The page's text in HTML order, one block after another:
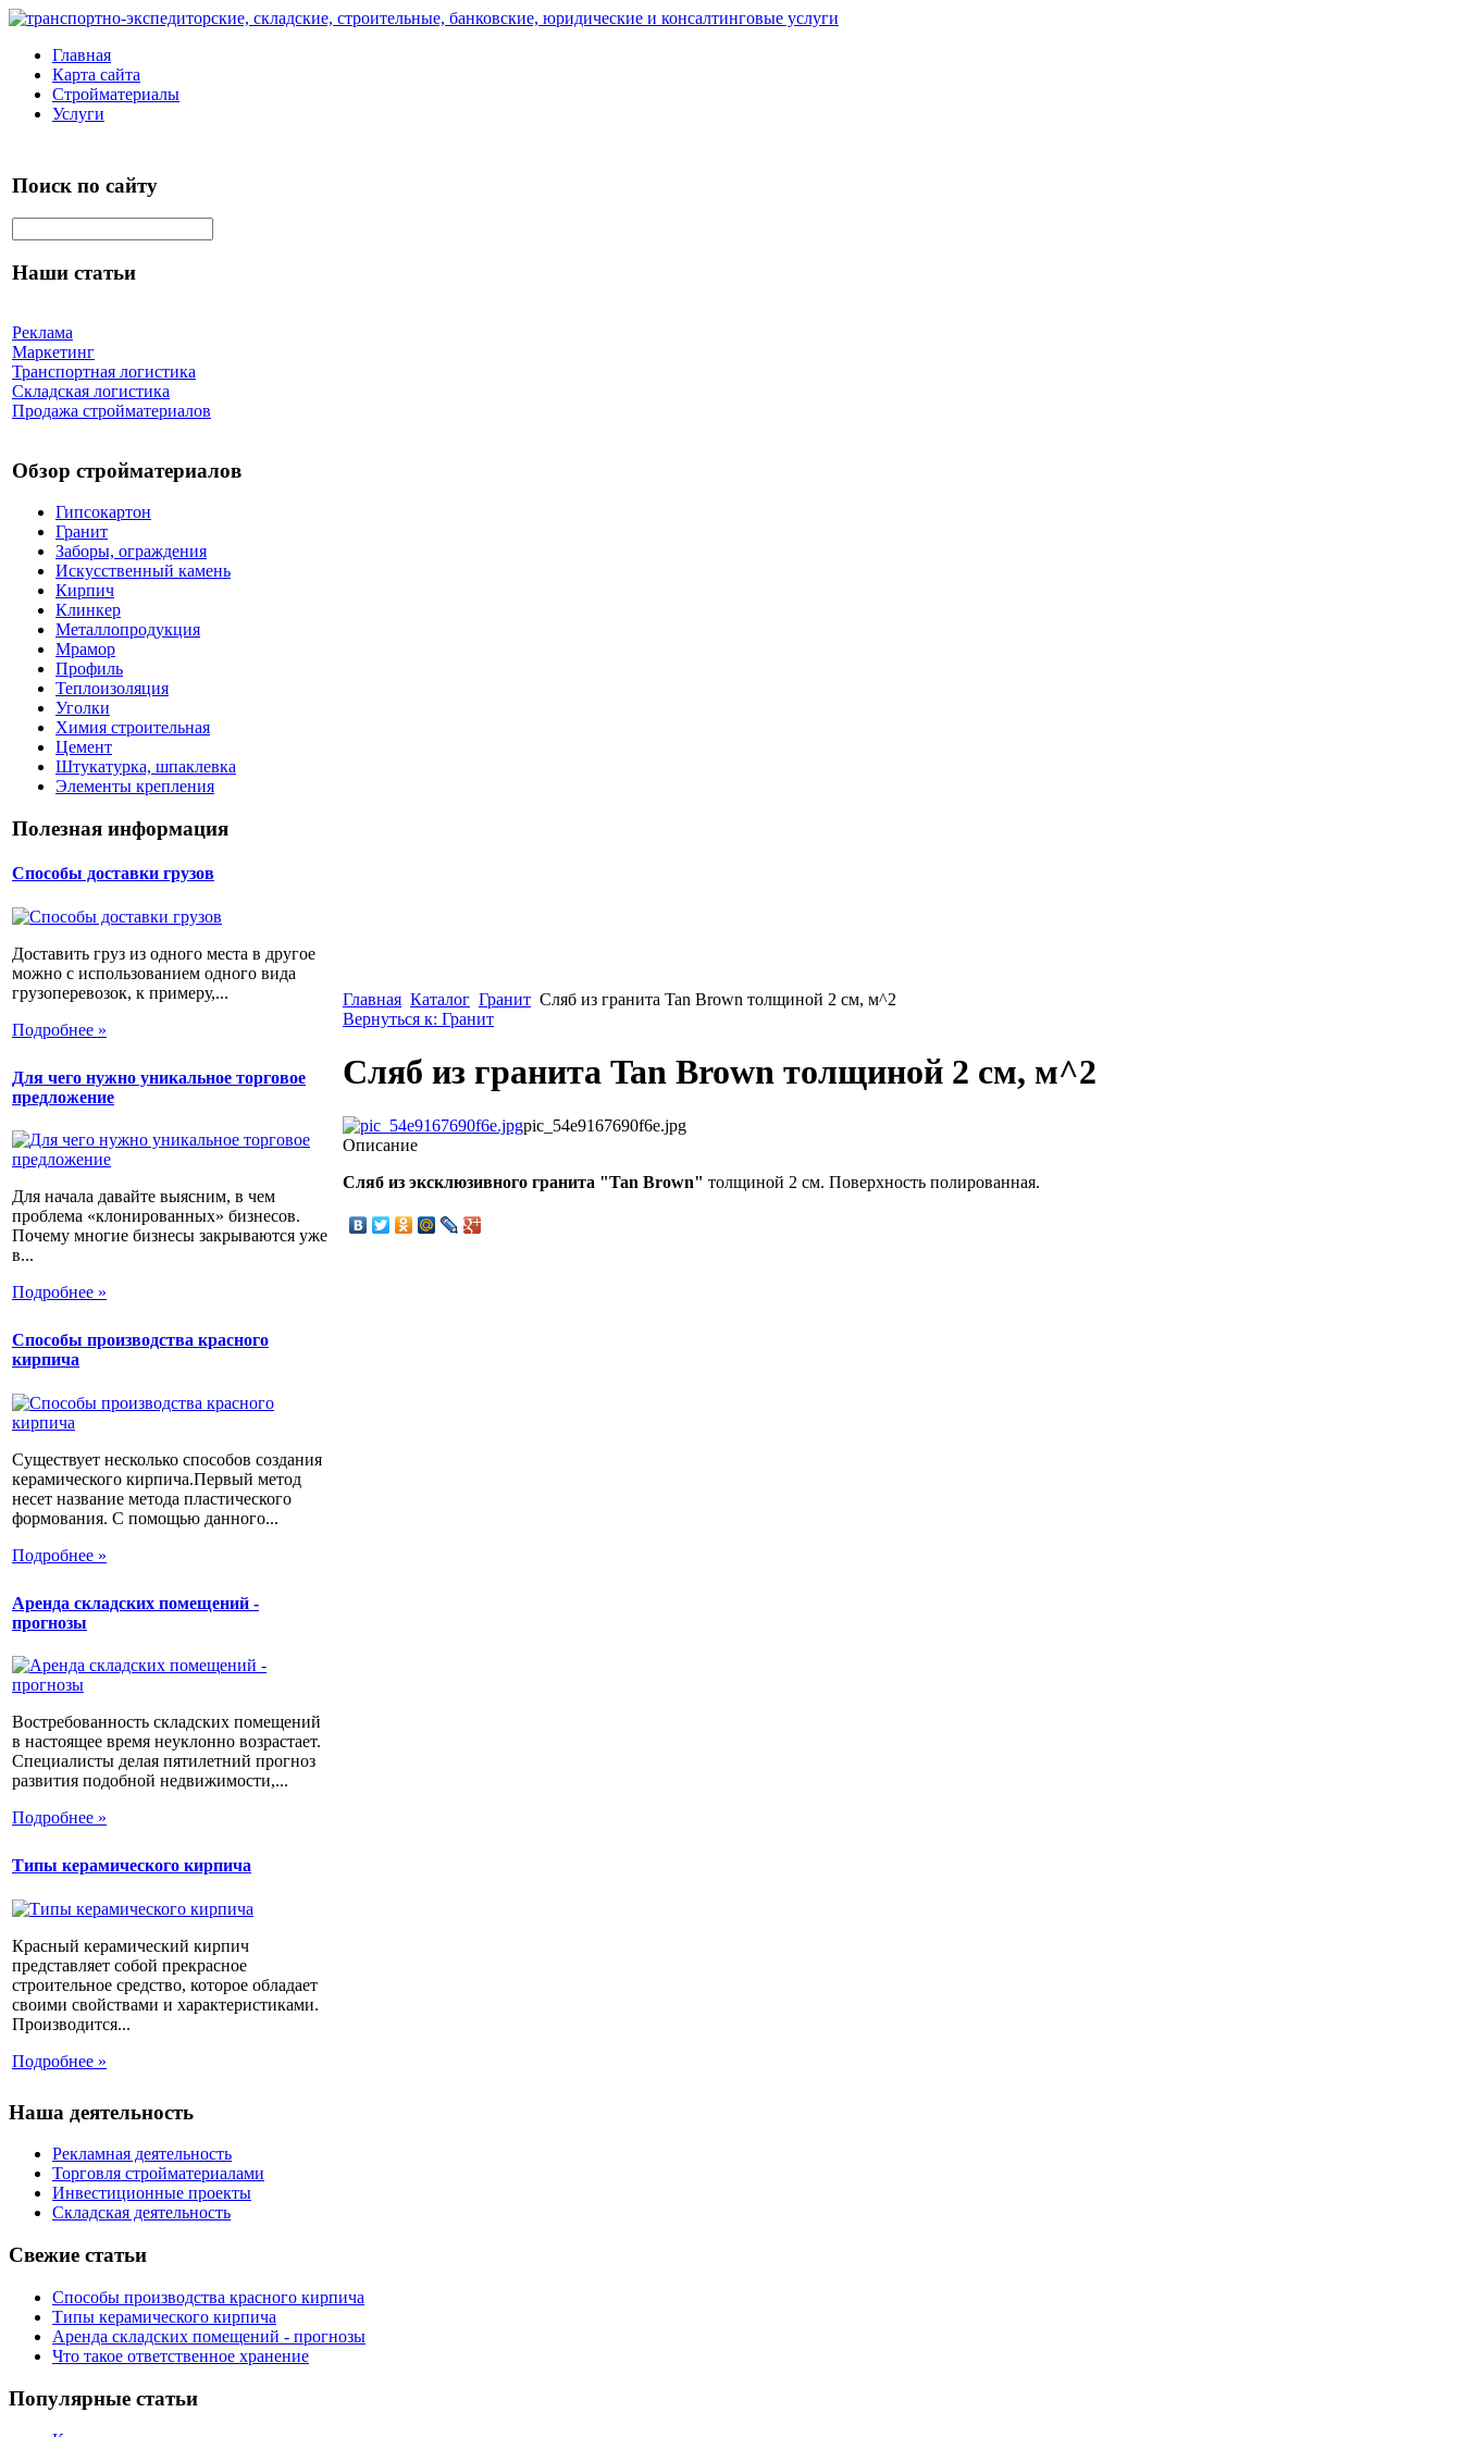
Главная
Карта сайта
Стройматериалы
Услуги
Поиск по сайту
Наши статьи
Реклама
Маркетинг
Транспортная логистика
Складская логистика
Продажа стройматериалов
Обзор стройматериалов
Гипсокартон
Гранит
Заборы, ограждения
Искусственный камень
Кирпич
Клинкер
Металлопродукция
Мрамор
Профиль
Теплоизоляция
Уголки
Химия строительная
Цемент
Штукатурка, шпаклевка
Элементы крепления
Полезная информация
Способы доставки грузов
Доставить груз из одного места в другое
можно с использованием одного вида
грузоперевозок, к примеру,...
Подробнее »
Для чего нужно уникальное торговое
предложение
Для начала давайте выясним, в чем
проблема «клонированных» бизнесов.
Почему многие бизнесы закрываются уже
в...
Подробнее »
Способы производства красного
кирпича
Существует несколько способов создания
керамического кирпича.Первый метод
несет название метода пластического
формования. С помощью данного...
Подробнее »
Аренда складских помещений -
прогнозы
Востребованность складских помещений
в настоящее время неуклонно возрастает.
Специалисты делая пятилетний прогноз
развития подобной недвижимости,...
Подробнее »
Типы керамического кирпича
Красный керамический кирпич
представляет собой прекрасное
строительное средство, которое обладает
своими свойствами и характеристиками.
Производится...
Подробнее »
Главная Каталог Гранит Сляб из гранита Tan Brown толщиной 2 см, м^2
Вернуться к: Гранит
Сляб из гранита Tan Brown толщиной 2 см, м^2
pic_54e9167690f6e.jpg
Описание
Cляб из эксклюзивного гранита "Tan Brown" толщиной 2 см. Поверхность полированная.
Наша деятельность
Рекламная деятельность
Торговля стройматериалами
Инвестиционные проекты
Складская деятельность
Свежие статьи
Способы производства красного кирпича
Типы керамического кирпича
Аренда складских помещений - прогнозы
Что такое ответственное хранение
Популярные статьи